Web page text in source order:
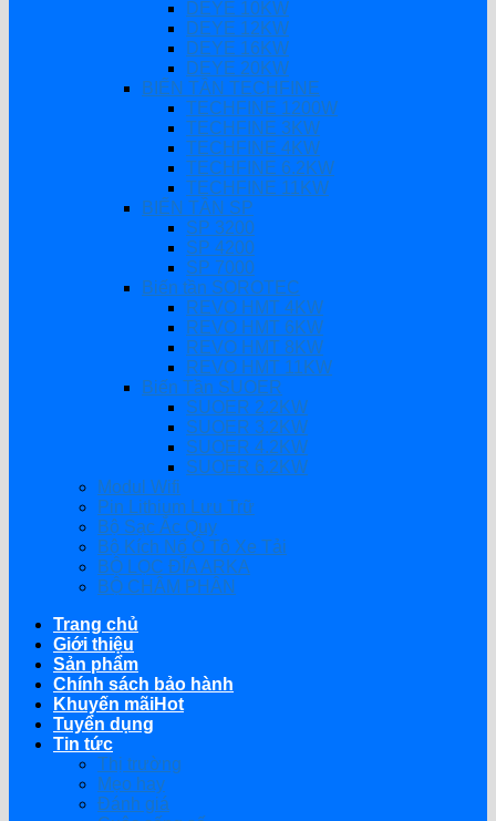
DEYE 10KW
DEYE 12KW
DEYE 16KW
DEYE 20KW
BIẾN TẦN TECHFINE
TECHFINE 1200W
TECHFINE 3KW
TECHFINE 4KW
TECHFINE 6.2KW
TECHFINE 11KW
BIẾN TẦN SP
SP 3200
SP 4200
SP 7000
Biến tần SOROTEC
REVO HMT 4KW
REVO HMT 6KW
REVO HMT 8KW
REVO HMT 11KW
Biến Tần SUOER
SUOER 2.2KW
SUOER 3.2KW
SUOER 4.2KW
SUOER 6.2KW
Modul Wifi
Pin Lithium Lưu Trữ
Bộ Sạc Ắc Quy
Bộ Kích Nổ Ô Tô Xe Tải
BỘ LỌC ĐĨA ARKA
BỘ CHÂM PHÂN
Trang chủ
Giới thiệu
Sản phẩm
Chính sách bảo hành
Khuyến mãi
Tuyển dụng
Tin tức
Thị trường
Mẹo hay
Đánh giá